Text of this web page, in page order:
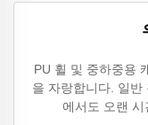
PU 휠 및 중하중용
을 자랑합니다. 일반
에서도 오랜 시